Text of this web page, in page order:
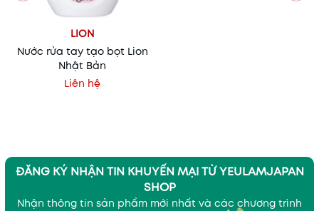
LION
Nước rửa tay tạo bọt Lion
Nhật Bản
Liên hệ
ĐĂNG KÝ NHẬN TIN KHUYẾN MẠI TỪ YEULAMJAPAN
SHOP
Nhận thông tin sản phẩm mới nhất và các chương trình